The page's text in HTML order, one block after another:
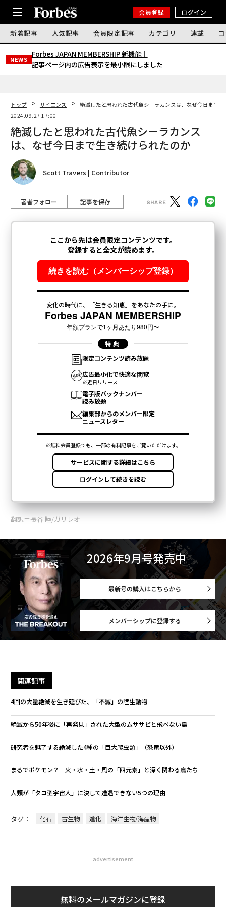
会員登録 ログイン
新着記事 人気記事 会員限定記事 カテゴリ 連載
NEWS
Forbes JAPAN MEMBERSHIP 新機能｜
記事ページ内の広告表示を最小限にしました
トップ サイエンス
絶滅したと思われた古代魚シーラカンスは、なぜ今日まで
2024.09.27 17:00
絶滅したと思われた古代魚シーラカンス
は、なぜ今日まで生き続けられたのか
Scott Travers | Contributor
著者フォロー 記事を保存
翻訳＝長谷 睦/ガリレオ
2026年9月号発売中
最新号の購入はこちらから
メンバーシップに登録する
関連記事
4回の大量絶滅を生き延びた、「不滅」の陸生動物
絶滅から50年後に「再発見」された大型のムササビと飛べない鳥
研究者を魅了する絶滅した4種の「巨大爬虫類」（恐竜以外）
まるでポケモン？ 火・水・土・風の「四元素」と深く関わる鳥たち
人類が「タコ型宇宙人」に決して遭遇できない5つの理由
タグ： 化石 古生物 進化 海洋生物/海産物
advertisement
無料のメールマガジンに登録